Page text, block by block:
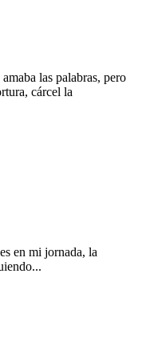
las palabras, pero
cárcel la
en mi jornada, la